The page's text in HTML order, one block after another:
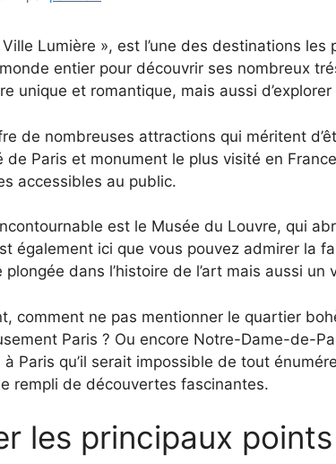
Ville Lumière », est l’une des destinations
entier pour découvrir ses nombreux
unique et romantique, mais aussi
de nombreuses attractions qui méritent
de Paris et monument le plus visité en
accessibles au public.
est le Musée du Louvre, qui
également ici que vous pouvez admirer la
plongée dans l’histoire de l’art mais aussi un
comment ne pas mentionner le quartier
Paris ? Ou encore Notre-Dame-de-
Paris qu’il serait impossible de tout
rempli de découvertes fascinantes.
les principaux points